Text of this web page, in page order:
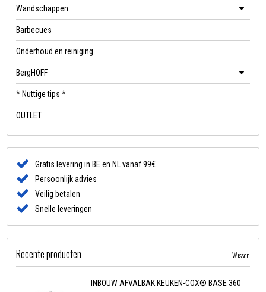
Wandschappen
Barbecues
Onderhoud en reiniging
BergHOFF
* Nuttige tips *
OUTLET
Gratis levering in BE en NL vanaf 99€
Persoonlijk advies
Veilig betalen
Snelle leveringen
Recente producten Wissen
INBOUW AFVALBAK KEUKEN-COX® BASE 360